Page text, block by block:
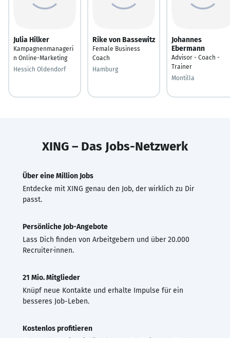
Julia Hilker
Kampagnenmanageri
n Online-Marketing
Hessich Oldendorf
Rike von Bassewitz
Female Business
Coach
Hamburg
Johannes
Ebermann
Advisor - Coach -
Trainer
Montilla
XING – Das Jobs-Netzwerk
Über eine Million Jobs
Entdecke mit XING genau den Job, der wirklich zu Dir
passt.
Persönliche Job-Angebote
Lass Dich finden von Arbeitgebern und über 20.000
Recruiter·innen.
21 Mio. Mitglieder
Knüpf neue Kontakte und erhalte Impulse für ein
besseres Job-Leben.
Kostenlos profitieren